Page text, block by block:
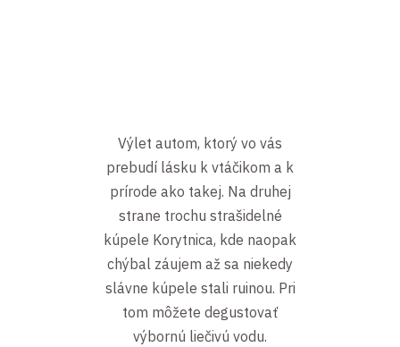
Výlet autom, ktorý vo vás
prebudí lásku k vtáčikom a k
prírode ako takej. Na druhej
strane trochu strašidelné
kúpele Korytnica, kde naopak
chýbal záujem až sa niekedy
slávne kúpele stali ruinou. Pri
tom môžete degustovať
výbornú liečivú vodu.